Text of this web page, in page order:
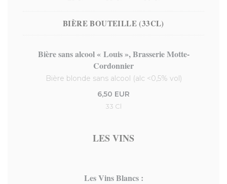
BIÈRE BOUTEILLE (33CL)
Bière sans alcool « Louis », Brasserie Motte-
Cordonnier
Bière blonde sans alcool (alc <0,5% vol)
6,50 EUR
33 Cl
LES VINS
Les Vins Blancs :